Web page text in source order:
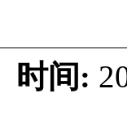
时间: